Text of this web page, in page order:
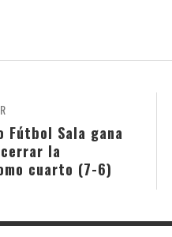
Fútbol Sala gana
la
cuarto (7-6)